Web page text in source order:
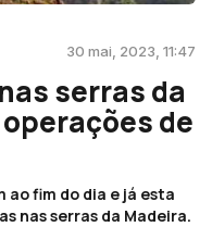
30 mai, 2023, 11:47
serras da
de
ao fim do dia e já esta
nas serras da Madeira.